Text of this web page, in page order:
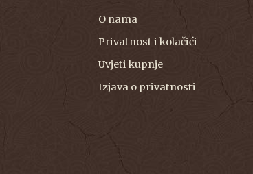
O nama
Privatnost i kolačići
Uvjeti kupnje
Izjava o privatnosti